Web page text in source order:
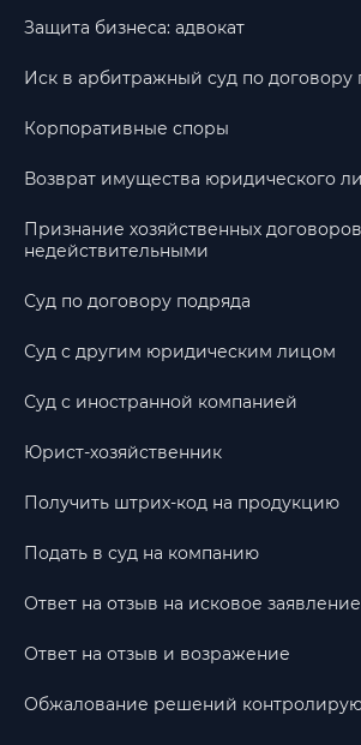
Защита бизнеса: адвокат
Иск в арбитражный суд по договору
Корпоративные споры
Возврат имущества юридического
Признание хозяйственных договоров
недействительными
Суд по договору подряда
Суд с другим юридическим лицом
Суд с иностранной компанией
Юрист-хозяйственник
Получить штрих-код на продукцию
Подать в суд на компанию
Ответ на отзыв на исковое заявление
Ответ на отзыв и возражение
Обжалование решений